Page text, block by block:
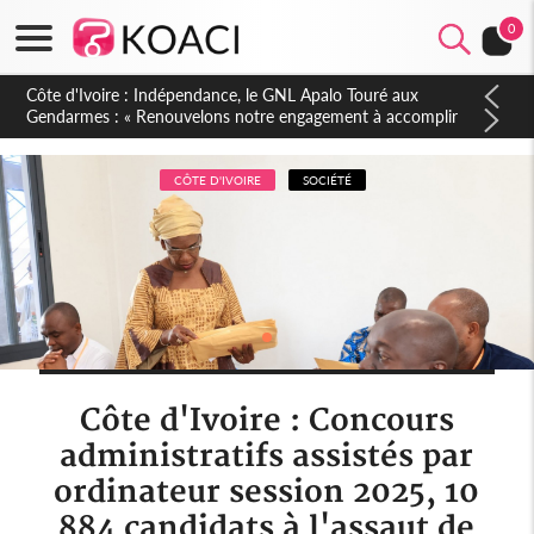
0
Sierra Leone : Un projet de réforme constitutionnelle en
gestation, points clés des amendements, un exclu d'avance
CÔTE D'IVOIRE SOCIÉTÉ
Côte d'Ivoire : Concours
administratifs assistés par
ordinateur session 2025, 10